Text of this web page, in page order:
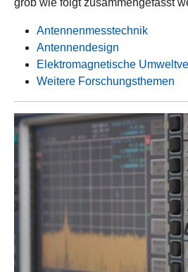
grob wie folgt zusammengefasst
Antennenmesstechnik
Antennendesign
Elektromagnetische
Weitere Forschungsthemen